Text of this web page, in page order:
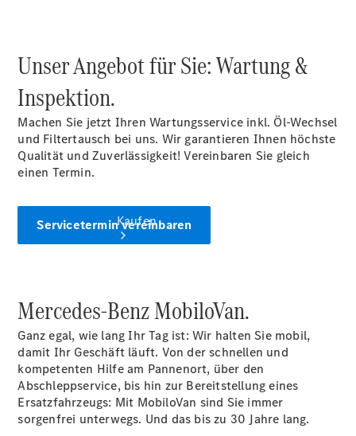
0
Kaufen
Übersicht
Gebrauchtwagensuche
Digitale
Extras
Unser Angebot für Sie: Wartung &
Inspektion.
Machen Sie jetzt Ihren Wartungsservice inkl. Öl-Wechsel
und Filtertausch bei uns. Wir garantieren Ihnen höchste
Qualität und Zuverlässigkeit! Vereinbaren Sie gleich
einen Termin.
Servicetermin vereinbaren
Mercedes-Benz MobiloVan.
Ganz egal, wie lang Ihr Tag ist: Wir halten Sie mobil,
damit Ihr Geschäft läuft. Von der schnellen und
kompetenten Hilfe am Pannenort, über den
Abschleppservice, bis hin zur Bereitstellung eines
Ersatzfahrzeugs: Mit MobiloVan sind Sie immer
sorgenfrei unterwegs. Und das bis zu 30 Jahre lang.